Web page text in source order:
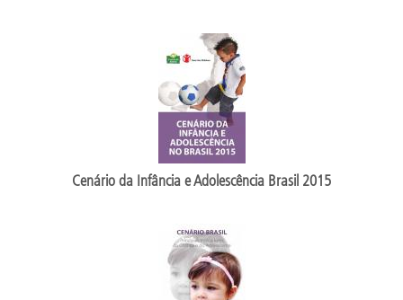
Cenário da Infância e Adolescência Brasil 2015